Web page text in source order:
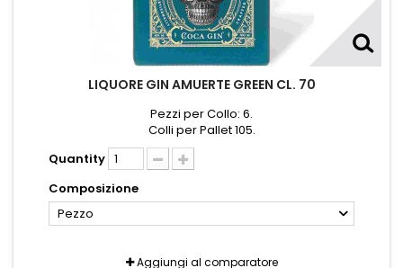
LIQUORE GIN AMUERTE GREEN CL. 70
Pezzi per Collo: 6.
Colli per Pallet 105.
Quantity
Composizione
Pezzo
Aggiungi al comparatore